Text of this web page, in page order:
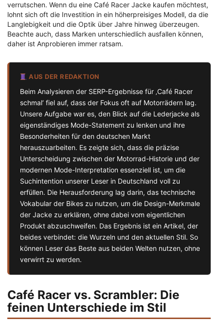
verrutschen. Wenn du eine Café Racer Jacke kaufen möchtest,
lohnt sich oft die Investition in ein höherpreisiges Modell, da die
Langlebigkeit und die Optik über Jahre hinweg überzeugen.
Beachte auch, dass Marken unterschiedlich ausfallen können,
daher ist Anprobieren immer ratsam.
AUS DER REDAKTION
Beim Analysieren der SERP-Ergebnisse für ‚Café Racer
schmal‘ fiel auf, dass der Fokus oft auf Motorrädern lag.
Unsere Aufgabe war es, den Blick auf die Lederjacke als
eigenständiges Mode-Statement zu lenken und ihre
Besonderheiten für den deutschen Markt
herauszuarbeiten. Es zeigte sich, dass die präzise
Unterscheidung zwischen der Motorrad-Historie und der
modernen Mode-Interpretation essenziell ist, um die
Suchintention unserer Leser in Deutschland voll zu
erfüllen. Die Herausforderung lag darin, das technische
Vokabular der Bikes zu nutzen, um die Design-Merkmale
der Jacke zu erklären, ohne dabei vom eigentlichen
Produkt abzuschweifen. Das Ergebnis ist ein Artikel, der
beides verbindet: die Wurzeln und den aktuellen Stil. So
können Leser das Beste aus beiden Welten nutzen, ohne
verwirrt zu werden.
Café Racer vs. Scrambler: Die
feinen Unterschiede im Stil